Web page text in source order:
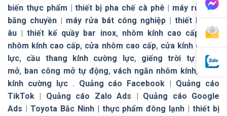
biến thực phẩm |thiết bị pha chế cà phê
máy rửa bát
băng chuyền
máy rửa bát công nghiệp
thiết bị bếp
âu |thiết kế quầy bar inox, nhôm kính cao cấp ,cửa
nhôm kính cao cấp, cửa nhôm cao cấp, cửa kính cường
lực, cầu thang kính cường lực, giếng trời tự đóng
mở, ban công mở tự động,vách ngăn nhôm kính,
vách
kính cường lực. Quảng cáo Facebook
Quảng cáo
TikTok
Quảng cáo Zalo Ads
Quảng cáo Google
Ads
Toyota Bắc Ninh | thực phẩm đông lạnh |thiết bị